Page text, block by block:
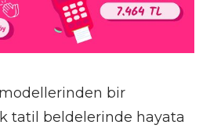
bir
tatil beldelerinde hayata